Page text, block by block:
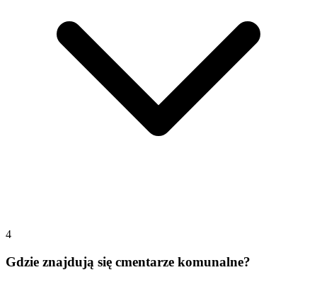
4
Gdzie znajdują się cmentarze komunalne?